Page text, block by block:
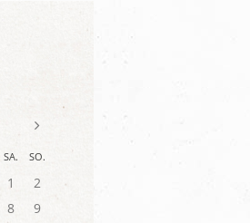
SA. SO.
1
2
8
9